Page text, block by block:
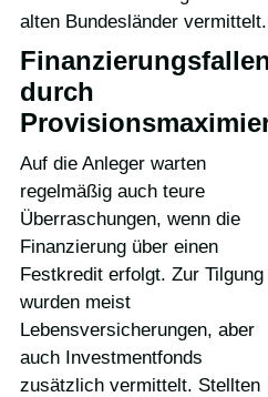
alten Bundesländer vermittelt.
durch
Auf die Anleger warten
regelmäßig auch teure
Überraschungen, wenn die
Finanzierung über einen
Festkredit erfolgt. Zur Tilgung
wurden meist
Lebensversicherungen, aber
auch Investmentfonds
zusätzlich vermittelt. Stellten